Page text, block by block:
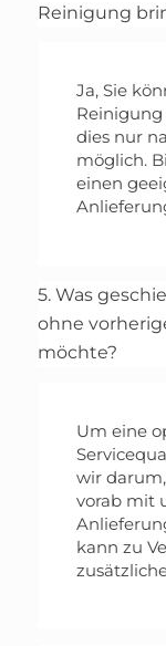
Reinigung
Ja, Sie
Reinigung
dies nur
möglich.
einen
5. Was
ohne
möchte?
Um eine
wir
vorab mit
kann zu